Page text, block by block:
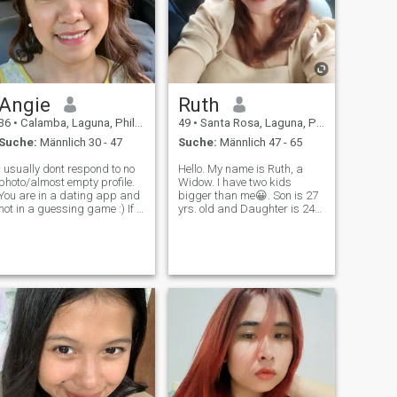
Angie
• Calamba, Laguna, Philippinen
Suche: Männlich 30 - 47
I usually dont respond to no
photo/almost empty profile.
are in a dating app and
not in a guessing game :) If u
conservati
Ruth
49 • Santa Rosa, Laguna, Philippinen
Suche: Männlich 47 - 65
Hello. My name is Ruth, a
Widow. I have two kids
bigger than me😀. Son is 27
yrs. old and Daughter is 24
I'm a simple woman, sweet
so